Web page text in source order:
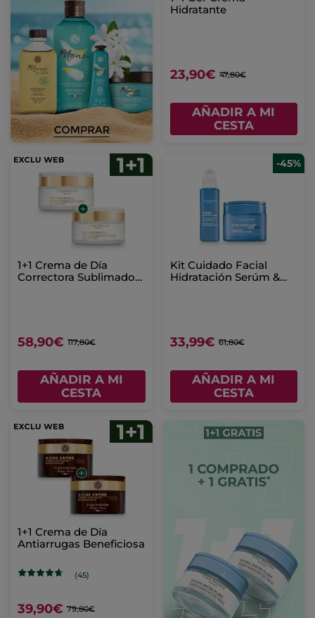
Hidratante
23,90€ 47,80€
AÑADIR A MI
CESTA
1+1 Crema de Día
Correctora Sublimadora
58,90€ 117,80€
AÑADIR A MI
CESTA
-45%
Kit Cuidado Facial
Hidratación Serúm &
33,99€ 61,80€
AÑADIR A MI
CESTA
1+1 Crema de Día
Antiarrugas Beneficiosa
(45)
39,90€ 79,80€